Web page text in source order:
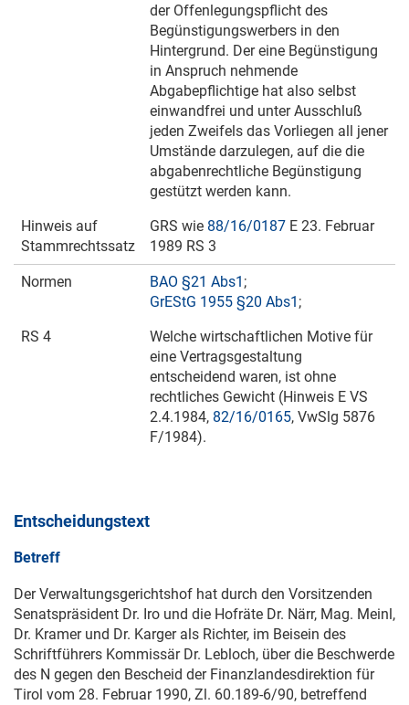
der Offenlegungspflicht des
Begünstigungswerbers in den
Hintergrund. Der eine Begünstigung
in Anspruch nehmende
Abgabepflichtige hat also selbst
einwandfrei und unter Ausschluß
jeden Zweifels das Vorliegen all jener
Umstände darzulegen, auf die die
abgabenrechtliche Begünstigung
gestützt werden kann.
Hinweis auf
Stammrechtssatz
GRS wie 88/16/0187 E 23. Februar
1989 RS 3
Normen BAO §21 Abs1 ;
GrEStG 1955 §20 Abs1 ;
RS 4
Welche wirtschaftlichen Motive für
eine Vertragsgestaltung
entscheidend waren, ist ohne
rechtliches Gewicht (Hinweis E VS
2.4.1984, 82/16/0165, VwSlg 5876
F/1984).
Entscheidungstext
Betreff
Der Verwaltungsgerichtshof hat durch den Vorsitzenden
Senatspräsident Dr. Iro und die Hofräte Dr. Närr, Mag. Meinl,
Dr. Kramer und Dr. Karger als Richter, im Beisein des
Schriftführers Kommissär Dr. Lebloch, über die Beschwerde
des N gegen den Bescheid der Finanzlandesdirektion für
Tirol vom 28. Februar 1990, Zl. 60.189-6/90, betreffend